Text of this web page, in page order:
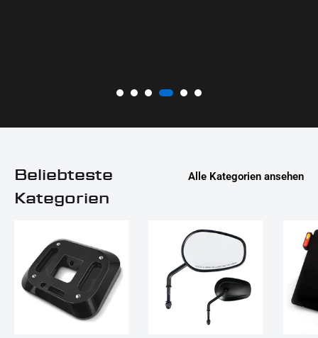
Beliebteste
Kategorien
Alle Kategorien ansehen